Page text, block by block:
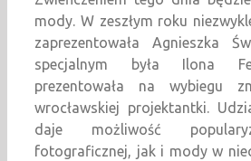
mody. W zeszłym roku
zaprezentowała Agnieszka
specjalnym była Ilona
prezentowała na wybiegu
wrocławskiej projektantki.
daje możliwość
fotograficznej, jak i mody w